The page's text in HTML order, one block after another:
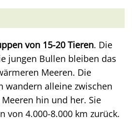
von 15-20 Tieren. Die
jungen Bullen bleiben das
Meeren. Die
wandern alleine zwischen
hin und her. Sie
von 4.000-8.000 km zurück.